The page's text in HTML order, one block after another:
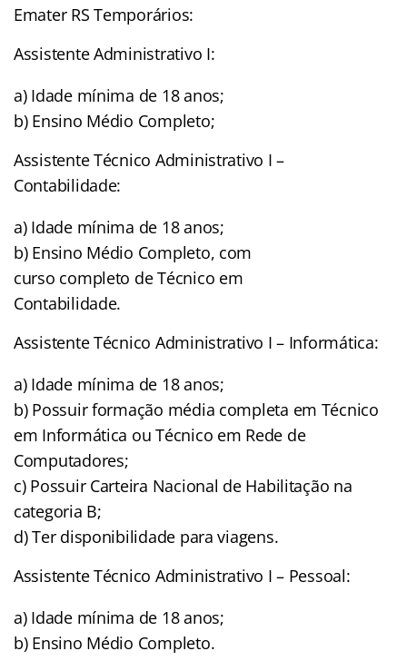
Emater RS Temporários:
Assistente Administrativo I:
a) Idade mínima de 18 anos;
b) Ensino Médio Completo;
Assistente Técnico Administrativo I –
Contabilidade:
a) Idade mínima de 18 anos;
b) Ensino Médio Completo, com
curso completo de Técnico em
Contabilidade.
Assistente Técnico Administrativo I – Informática:
a) Idade mínima de 18 anos;
b) Possuir formação média completa em Técnico
em Informática ou Técnico em Rede de
Computadores;
c) Possuir Carteira Nacional de Habilitação na
categoria B;
d) Ter disponibilidade para viagens.
Assistente Técnico Administrativo I – Pessoal:
a) Idade mínima de 18 anos;
b) Ensino Médio Completo.